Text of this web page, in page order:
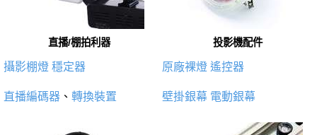
直播/棚拍利器
攝影棚燈 穩定器
直播編碼器 、 轉換裝置
投影機配件
原廠裸燈 遙控器
壁掛銀幕 電動銀幕